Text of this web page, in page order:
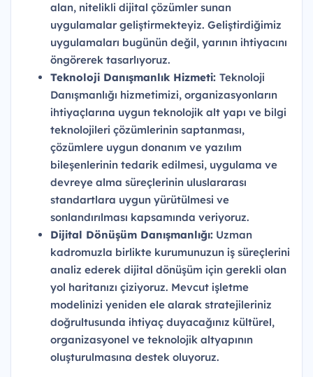
alan, nitelikli dijital çözümler sunan
uygulamalar geliştirmekteyiz. Geliştirdiğimiz
uygulamaları bugünün değil, yarının ihtiyacını
öngörerek tasarlıyoruz.
Teknoloji Danışmanlık Hizmeti: Teknoloji
Danışmanlığı hizmetimizi, organizasyonların
ihtiyaçlarına uygun teknolojik alt yapı ve bilgi
teknolojileri çözümlerinin saptanması,
çözümlere uygun donanım ve yazılım
bileşenlerinin tedarik edilmesi, uygulama ve
devreye alma süreçlerinin uluslararası
standartlara uygun yürütülmesi ve
sonlandırılması kapsamında veriyoruz.
Dijital Dönüşüm Danışmanlığı: Uzman
kadromuzla birlikte kurumunuzun iş süreçlerini
analiz ederek dijital dönüşüm için gerekli olan
yol haritanızı çiziyoruz. Mevcut işletme
modelinizi yeniden ele alarak stratejileriniz
doğrultusunda ihtiyaç duyacağınız kültürel,
organizasyonel ve teknolojik altyapının
oluşturulmasına destek oluyoruz.